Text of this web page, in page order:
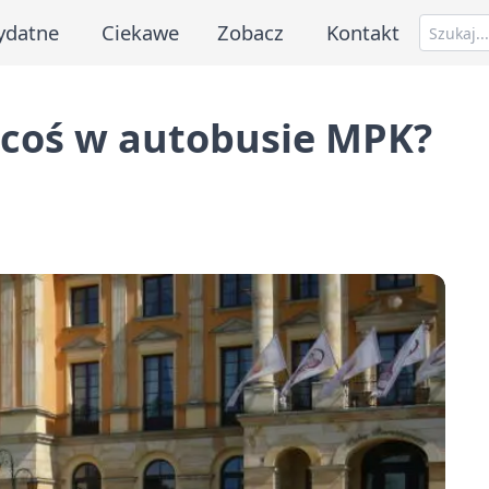
Ciekawe Zobacz Kontakt
w autobusie MPK?